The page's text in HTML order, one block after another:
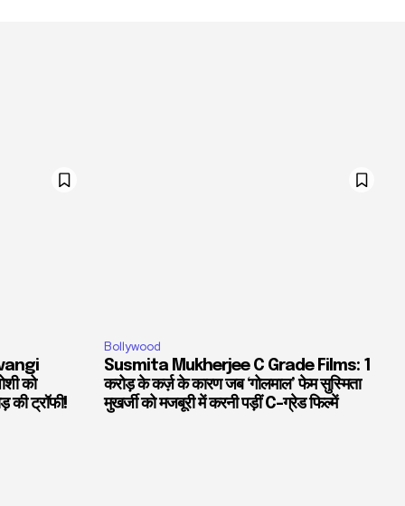
को
की ट्रॉफी!
Bollywood
Susmita Mukherjee C Grade Films: 1
करोड़ के कर्ज़ के कारण जब ‘गोलमाल’ फेम सुस्मिता
मुखर्जी को मजबूरी में करनी पड़ीं C-ग्रेड फिल्में